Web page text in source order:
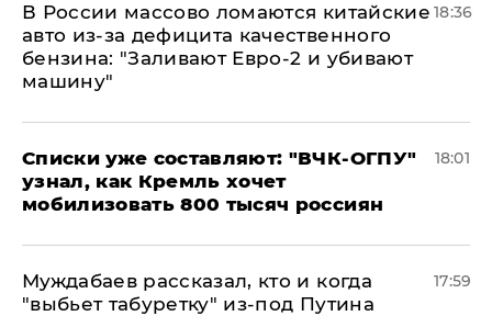
В России массово ломаются китайские
авто из-за дефицита качественного
бензина: "Заливают Евро-2 и убивают
машину"
18:36
Списки уже составляют: "ВЧК-ОГПУ"
узнал, как Кремль хочет
мобилизовать 800 тысяч россиян
18:01
Муждабаев рассказал, кто и когда
"выбьет табуретку" из-под Путина
17:59